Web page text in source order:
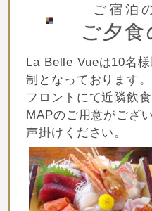
ご宿泊
ご夕食
La Belle Vueは10名
制 となっております。
フロントにて近隣飲
MAPのご用意がござ
声掛けください。